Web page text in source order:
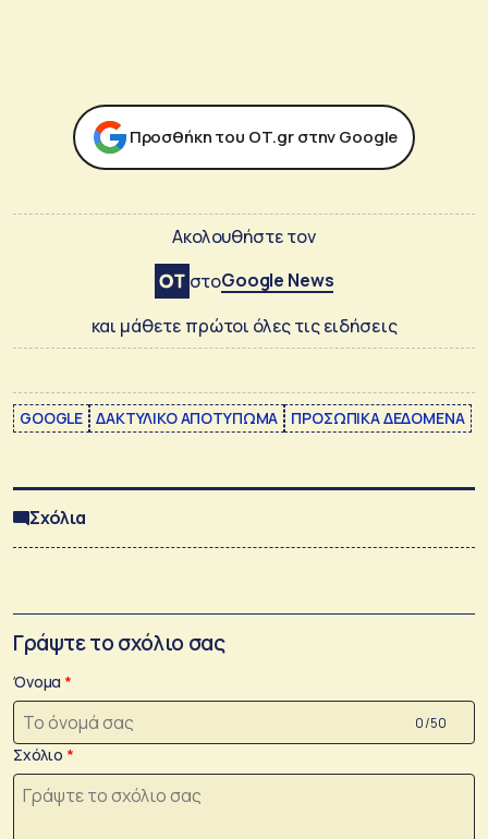
Προσθήκη του ΟΤ.gr στην Google
Ακολουθήστε τον
στοGoogle News
και μάθετε πρώτοι όλες τις ειδήσεις
GOOGLE ΔΑΚΤΥΛΙΚΟ ΑΠΟΤΥΠΩΜΑ ΠΡΟΣΩΠΙΚΑ ΔΕΔΟΜΕΝΑ
Σχόλια
Γράψτε το σχόλιο σας
Όνομα
0 /50
Σχόλιο